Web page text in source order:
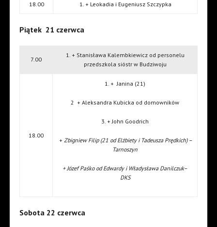
18.00 1. + Leokadia i Eugeniusz Szczypka
Piątek 21 czerwca
7.00
1. + Stanisława Kalembkiewicz od personelu
przedszkola sióstr w Budziwoju
18.00
1. + Janina (21)
2 + Aleksandra Kubicka od domowników
3. + John Goodrich
+ Zbigniew Filip (21 od Elżbiety i Tadeusza Prędkich) –
Tarnoszyn
+ Józef Paśko od Edwardy i Władysława Danilczuk–
DKS
Sobota 22 czerwca